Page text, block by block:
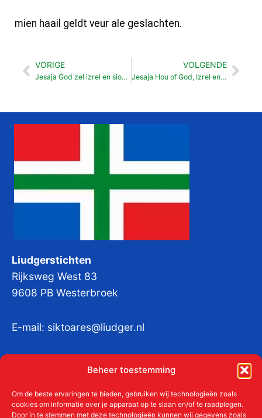
Beheer toestemming
Om de beste ervaringen te bieden, gebruiken wij technologieën zoals
cookies om informatie over je apparaat op te slaan en/of te raadplegen.
Door in te stemmen met deze technologieën kunnen wij gegevens zoals
mien haail geldt veur ale geslachten.
Vorige
VORIGE
Jesaja God zel izrel en sion bevrijden
VOLGENDE
Jesaja Hou of God, Izrel en Sion op nkander betrokken binnen (51: 9-52:12)
Liudgerstichten
Rijksweg West 83
9608 PB Westerbroek
E-mail: siktoares@liudger.nl
KvKnr:41011712